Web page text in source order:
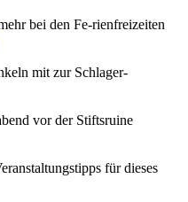
bei den Fe-rienfreizeiten
mit zur Schlager-
vor der Stiftsruine
für dieses